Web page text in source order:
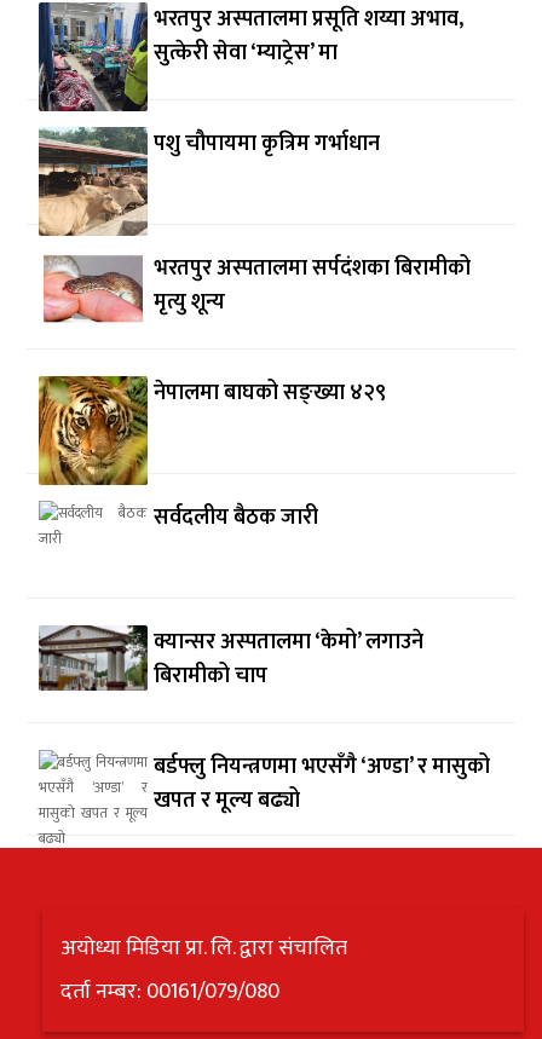
भरतपुर अस्पतालमा प्रसूति शय्या अभाव,
सुत्केरी सेवा ‘म्याट्रेस’ मा
पशु चौपायमा कृत्रिम गर्भाधान
भरतपुर अस्पतालमा सर्पदंशका बिरामीको
मृत्यु शून्य
नेपालमा बाघको सङ्ख्या ४२९
सर्वदलीय बैठक जारी
क्यान्सर अस्पतालमा ‘केमो’ लगाउने
बिरामीको चाप
बर्डफ्लु नियन्त्रणमा भएसँगै ‘अण्डा’ र मासुको
खपत र मूल्य बढ्यो
अयोध्या मिडिया प्रा. लि. द्वारा संचालित
दर्ता नम्बर: 00161/079/080